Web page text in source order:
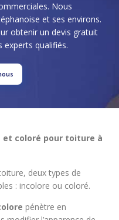
Nous
et ses environs.
obtenir un devis gratuit
experts qualifiés.
coloré pour toiture à
deux types de
: incolore ou coloré.
pénètre en